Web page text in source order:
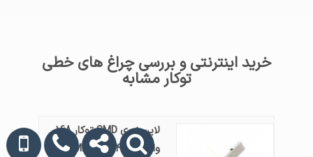
خرید اینترنتی و بررسی چراغ های خطی
توکار مشابه
لاین نوری SMD توکار 168
وات 4M MBPL60P4200R